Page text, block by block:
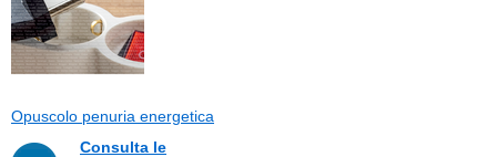
Opuscolo penuria energetica
Consulta le